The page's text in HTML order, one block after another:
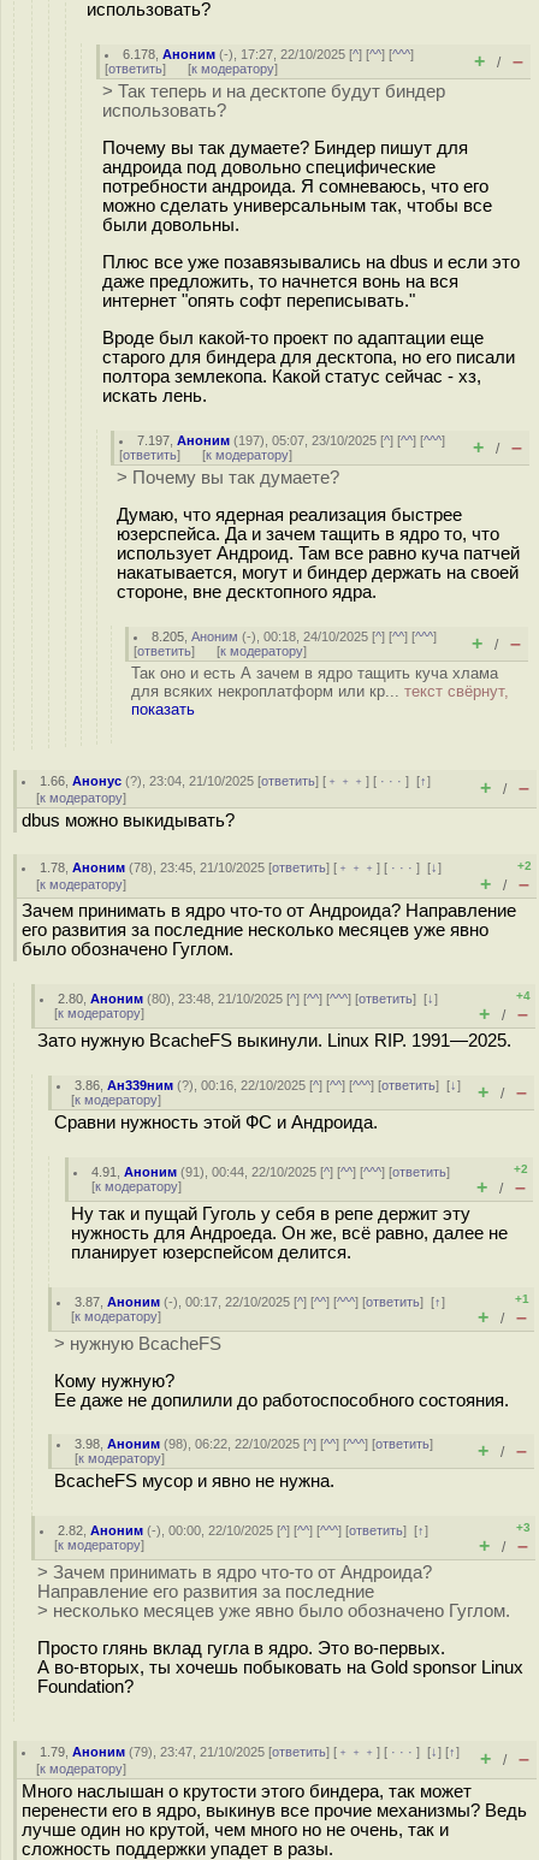
использовать?
6.178 ,Аноним (-), 17:27, 22/10/2025 [^] [^^] [^^^]
[ответить] [к модератору] + / –
> Так теперь и на десктопе будут биндер
использовать?
Почему вы так думаете? Биндер пишут для
андроида под довольно специфические
потребности андроида. Я сомневаюсь, что его
можно сделать универсальным так, чтобы все
были довольны.
Плюс все уже позавязывались на dbus и если это
даже предложить, то начнется вонь на вся
интернет "опять софт переписывать."
Вроде был какой-то проект по адаптации еще
старого для биндера для десктопа, но его писали
полтора землекопа. Какой статус сейчас - хз,
искать лень.
7.197 ,Аноним (197), 05:07, 23/10/2025 [^] [^^] [^^^]
[ответить] [к модератору] + / –
> Почему вы так думаете?
Думаю, что ядерная реализация быстрее
юзерспейса. Да и зачем тащить в ядро то, что
использует Андроид. Там все равно куча патчей
накатывается, могут и биндер держать на своей
стороне, вне десктопного ядра.
8.205 ,Аноним (-), 00:18, 24/10/2025 [^] [^^] [^^^]
[ответить] [к модератору] + / –
Так оно и есть А зачем в ядро тащить куча хлама
для всяких некроплатформ или кр... текст свёрнут,
показать
1.66 ,Анонус (?), 23:04, 21/10/2025 [ответить] [ ﹢﹢﹢] [ · · ·][↑]
[к модератору] + / –
dbus можно выкидывать?
1.78 ,Аноним (78), 23:45, 21/10/2025 [ответить] [ ﹢﹢﹢] [ · · ·][↓]
[к модератору]
+2
+ / –
Зачем принимать в ядро что-то от Андроида? Направление
его развития за последние несколько месяцев уже явно
было обозначено Гуглом.
2.80 ,Аноним (80), 23:48, 21/10/2025 [^] [^^] [^^^] [ответить][↓]
[к модератору]
+4
+ / –
Зато нужную BcacheFS выкинули. Linux RIP. 1991—2025.
3.86 ,Ан339ним (?), 00:16, 22/10/2025 [^] [^^] [^^^] [ответить][↓]
[к модератору] + / –
Сравни нужность этой ФС и Андроида.
4.91 ,Аноним (91), 00:44, 22/10/2025 [^] [^^] [^^^] [ответить]
[к модератору]
+2
+ / –
Ну так и пущай Гуголь у себя в репе держит эту
нужность для Андроеда. Он же, всё равно, далее не
планирует юзерспейсом делится.
3.87 ,Аноним (-), 00:17, 22/10/2025 [^] [^^] [^^^] [ответить][↑]
[к модератору]
+1
+ / –
> нужную BcacheFS
Кому нужную?
Ее даже не допилили до работоспособного состояния.
3.98 ,Аноним (98), 06:22, 22/10/2025 [^] [^^] [^^^] [ответить]
[к модератору] + / –
BcacheFS мусор и явно не нужна.
2.82 ,Аноним (-), 00:00, 22/10/2025 [^] [^^] [^^^] [ответить][↑]
[к модератору]
+3
+ / –
> Зачем принимать в ядро что-то от Андроида?
Направление его развития за последние
> несколько месяцев уже явно было обозначено Гуглом.
Просто глянь вклад гугла в ядро. Это во-первых.
А во-вторых, ты хочешь побыковать на Gold sponsor Linux
Foundation?
1.79 ,Аноним (79), 23:47, 21/10/2025 [ответить] [ ﹢﹢﹢] [ · · ·][↓] [↑]
[к модератору] + / –
Много наслышан о крутости этого биндера, так может
перенести его в ядро, выкинув все прочие механизмы? Ведь
лучше один но крутой, чем много но не очень, так и
сложность поддержки упадет в разы.